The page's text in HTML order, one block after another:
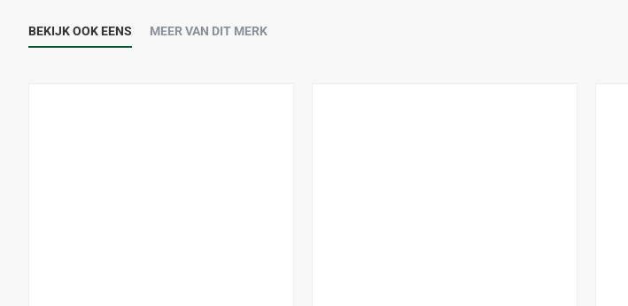
BEKIJK OOK EENS MEER VAN DIT MERK